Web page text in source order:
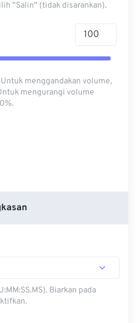
"Salin" (tidak disarankan).
menggandakan volume,
mengurangi volume
Biarkan pada